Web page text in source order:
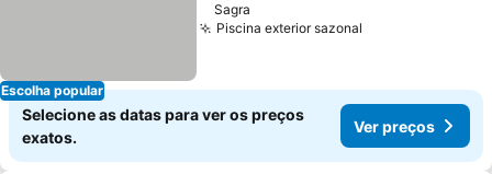
Escolha popular
Sagra
Piscina exterior sazonal
Selecione as datas para ver os preços
exatos.
Ver preços